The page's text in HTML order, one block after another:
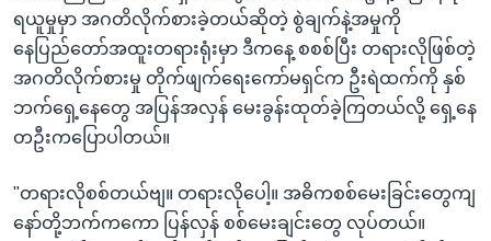
ရယူမှုမှာ အဂတိလိုက်စားခဲ့တယ်ဆိုတဲ့ စွဲချက်နဲ့အမှုကို
နေပြည်တော်အထူးတရားရုံးမှာ ဒီကနေ့ စစစ်ပြီး တရားလိုဖြစ်တဲ့
အဂတိလိုက်စားမှု တိုက်ဖျက်ရေးကော်မရှင်က ဦးရဲထက်ကို နှစ်
ဘက်ရှေ့နေတွေ အပြန်အလှန် မေးခွန်းထုတ်ခဲ့ကြတယ်လို့ ရှေ့နေ
တဦးကပြောပါတယ်။
"တရားလိုစစ်တယ်ဗျ။ တရားလိုပေါ့။ အဓိကစစ်မေးခြင်းတွေကျ
နော်တို့ဘက်ကကော ပြန်လှန် စစ်မေးချင်းတွေ လုပ်တယ်။